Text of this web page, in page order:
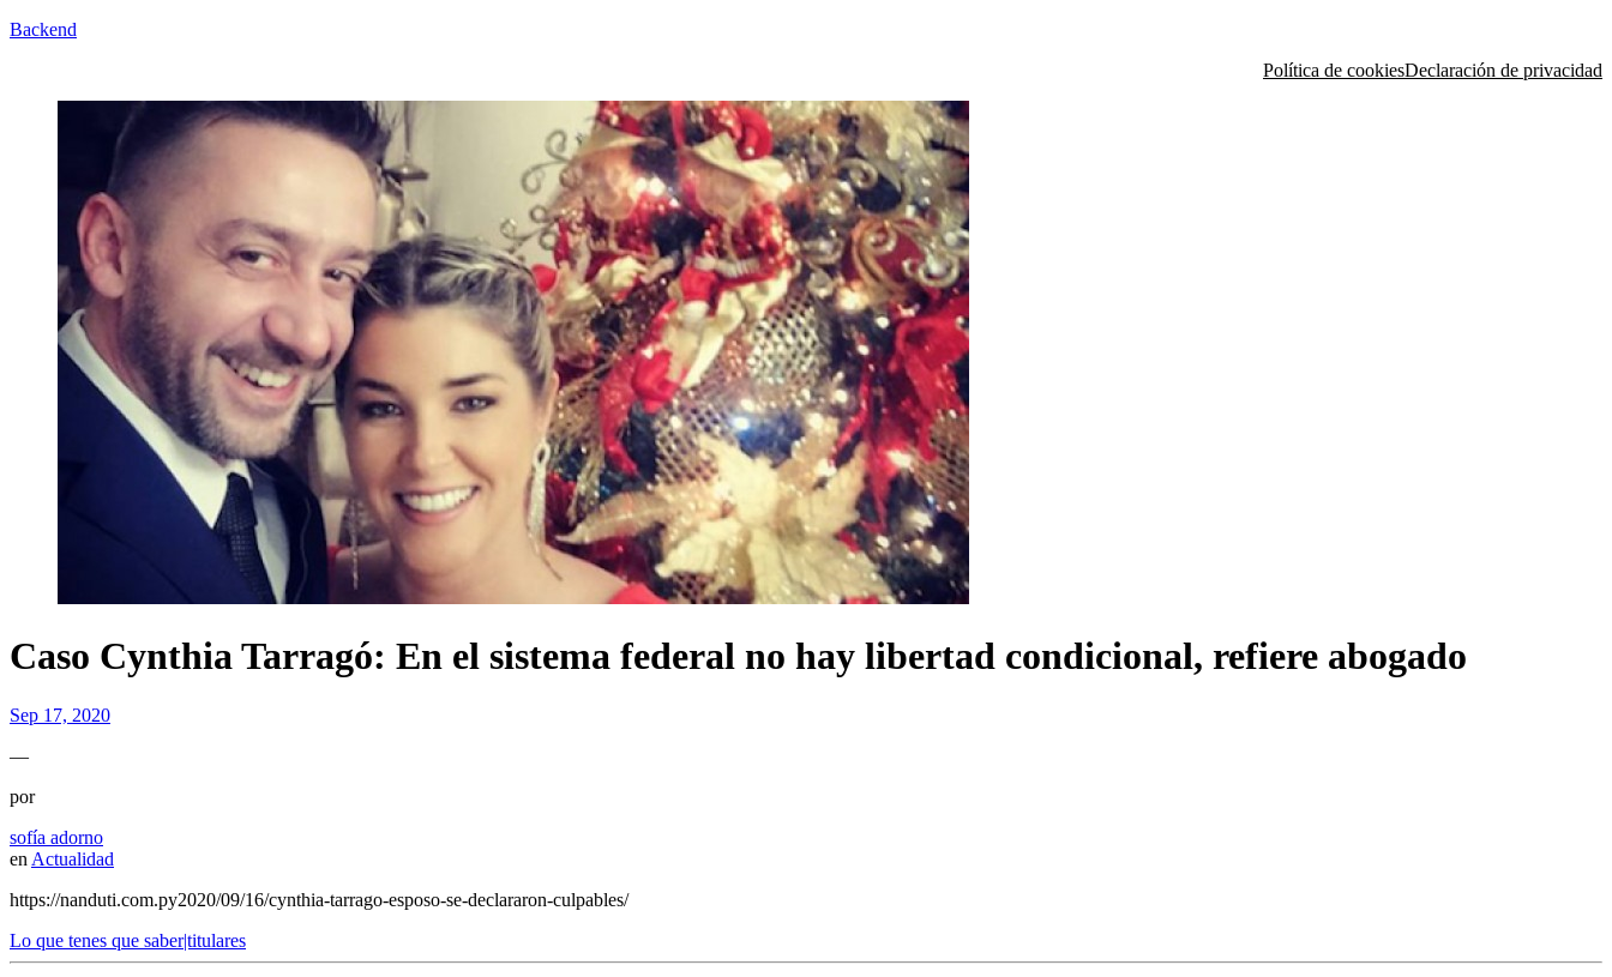
Backend
Política de cookiesDeclaración de privacidad
Caso Cynthia Tarragó: En el sistema federal no hay libertad condicional, refiere abogado
Sep 17, 2020
—
por
sofía adorno
en Actualidad
https://nanduti.com.py2020/09/16/cynthia-tarrago-esposo-se-declararon-culpables/
Lo que tenes que saber|titulares